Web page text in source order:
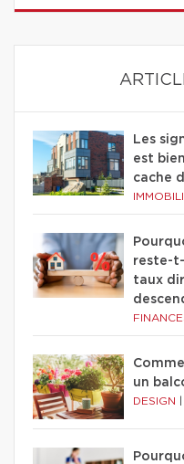
Les
est
cache
reste-
taux
un
DESIGN